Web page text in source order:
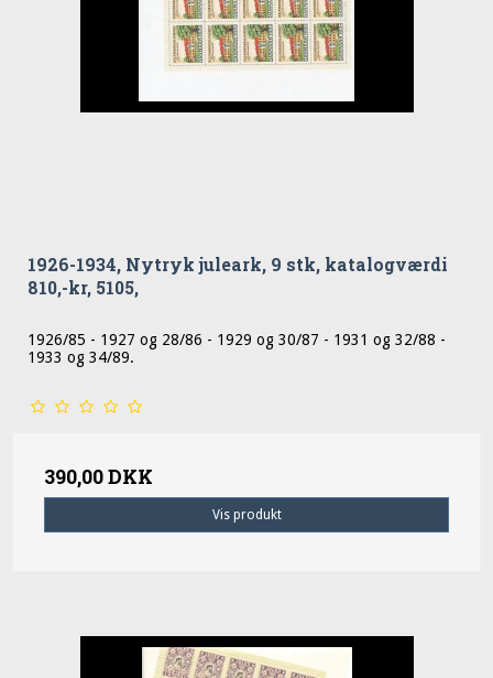
1926-1934, Nytryk juleark, 9 stk, katalogværdi
810,-kr, 5105,
1926/85 - 1927 og 28/86 - 1929 og 30/87 - 1931 og 32/88 -
1933 og 34/89.
390,00 DKK
Vis produkt